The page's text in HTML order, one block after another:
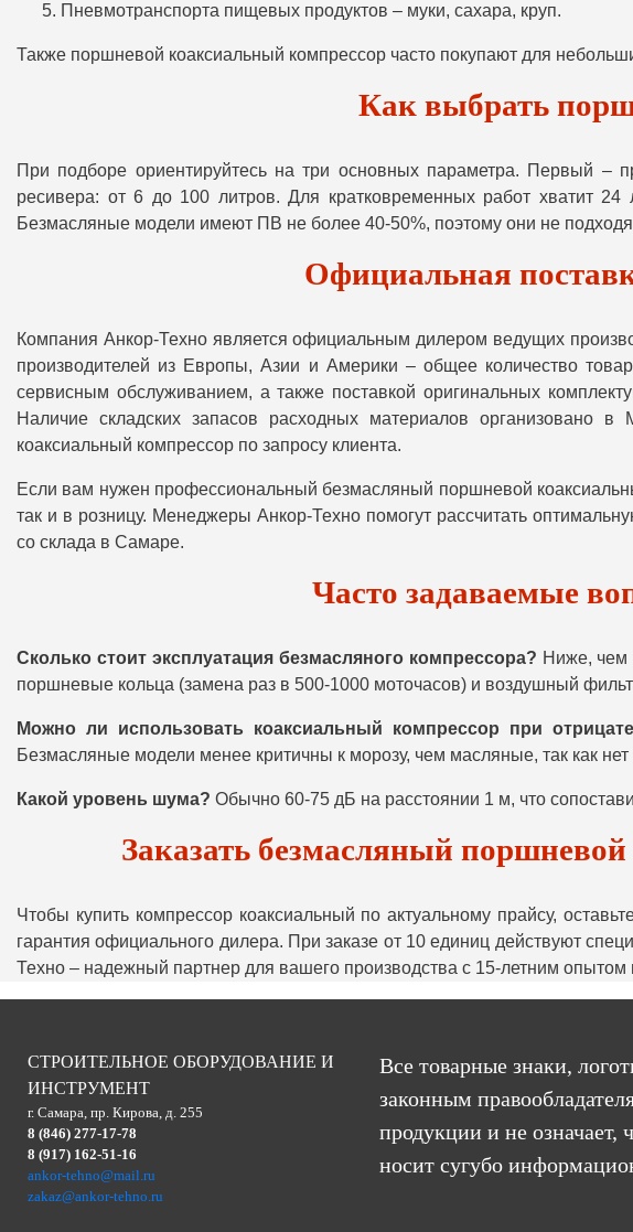
Пневмотранспорта пищевых продуктов – муки, сахара, круп.
Также поршневой коаксиальный компрессор часто покупают для
Как выбрать
При подборе ориентируйтесь на три основных параметра. Первый –
ресивера: от 6 до 100 литров. Для кратковременных работ хватит
Безмасляные модели имеют ПВ не более 40-50%, поэтому они не
Официальная
Компания Анкор-Техно является официальным дилером ведущих
производителей из Европы, Азии и Америки – общее количество
сервисным обслуживанием, а также поставкой оригинальных
Наличие складских запасов расходных материалов организовано
коаксиальный компрессор по запросу клиента.
Если вам нужен профессиональный безмасляный поршневой
так и в розницу. Менеджеры Анкор-Техно помогут рассчитать
со склада в Самаре.
Часто задаваемые
Сколько стоит эксплуатация безмасляного компрессора? Ниже, чем
поршневые кольца (замена раз в 500-1000 моточасов) и воздушный
Можно ли использовать коаксиальный компрессор при
Безмасляные модели менее критичны к морозу, чем масляные, так как
Какой уровень шума? Обычно 60-75 дБ на расстоянии 1 м, что
Заказать безмасляный
Чтобы купить компрессор коаксиальный по актуальному прайсу,
гарантия официального дилера. При заказе от 10 единиц действуют
Техно – надежный партнер для вашего производства с 15-летним опытом
СТРОИТЕЛЬНОЕ ОБОРУДОВАНИЕ И
ИНСТРУМЕНТ
г. Самара, пр. Кирова, д. 255
8 (846) 277-17-78
8 (917) 162-51-16
ankor-tehno@mail.ru
zakaz@ankor-tehno.ru
Все товарные знаки,
законным
продукции и не
носит сугубо